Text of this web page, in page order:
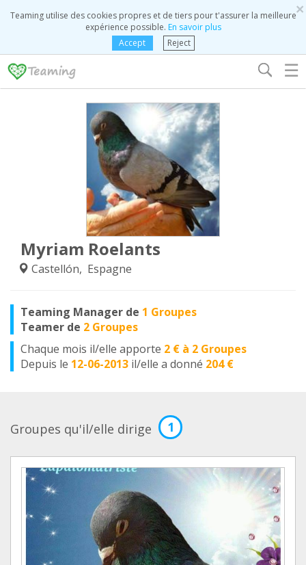
×
Teaming utilise des cookies propres et de tiers pour t'assurer la meilleure
expérience possible. En savoir plus
Accept
Reject
☰
Myriam Roelants
Castellón, Espagne
Teaming Manager de 1 Groupes
Teamer de 2 Groupes
Chaque mois il/elle apporte 2 € à 2 Groupes
Depuis le 12-06-2013 il/elle a donné 204 €
Groupes qu'il/elle dirige 1